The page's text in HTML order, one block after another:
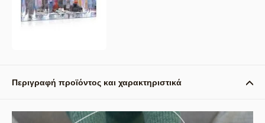
Περιγραφή προϊόντος και χαρακτηριστικά